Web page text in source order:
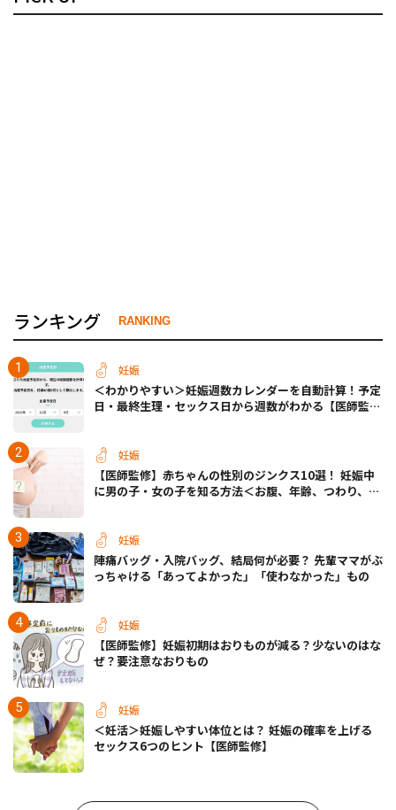
ランキング RANKING
妊娠
＜わかりやすい＞妊娠週数カレンダーを自動計算！予定
日・最終生理・セックス日から週数がわかる【医師監
妊娠
【医師監修】赤ちゃんの性別のジンクス10選！ 妊娠中
に男の子・女の子を知る方法＜お腹、年齢、つわり、胎
妊娠
陣痛バッグ・入院バッグ、結局何が必要？ 先輩ママがぶ
っちゃける「あってよかった」「使わなかった」もの
妊娠
【医師監修】妊娠初期はおりものが減る？少ないのはな
ぜ？要注意なおりもの
妊娠
＜妊活＞妊娠しやすい体位とは？ 妊娠の確率を上げる
セックス6つのヒント【医師監修】